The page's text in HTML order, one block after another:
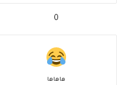
0
هاهاها